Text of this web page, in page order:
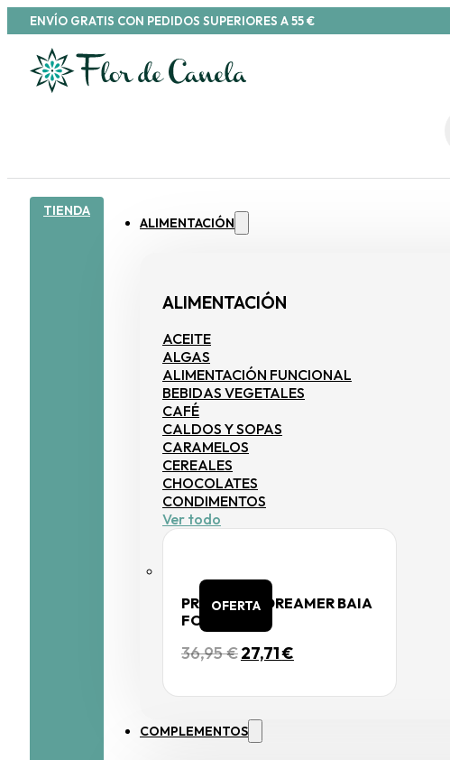
ENVÍO GRATIS CON PEDIDOS SUPERIORES A 55 €
TIENDA
ALIMENTACIÓN
ALIMENTACIÓN
ACEITE
ALGAS
ALIMENTACIÓN FUNCIONAL
BEBIDAS VEGETALES
CAFÉ
CALDOS Y SOPAS
CARAMELOS
CEREALES
CHOCOLATES
CONDIMENTOS
Ver todo
OFERTA
PROBIOTIC DREAMER BAIA
FOOD
36,95€EL
36,95 €.
27,71€EL
COMPLEMENTOS